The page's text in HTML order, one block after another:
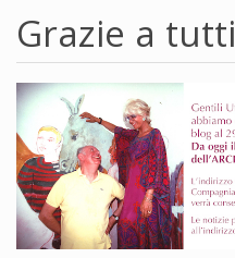
Grazie a tutti